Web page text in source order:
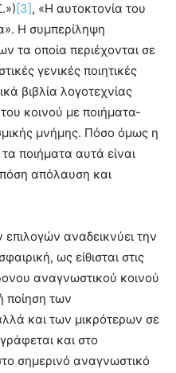
[3], «Η αυτοκτονία του
Η συμπερίληψη
τα οποία περιέχονται σε
γενικές ποιητικές
βιβλία λογοτεχνίας
κοινού με ποιήματα-
μνήμης. Πόσο όμως η
ποιήματα αυτά είναι
πόση απόλαυση και
αναδεικνύει την
ως είθισται στις
αναγνωστικού κοινού
ποίηση των
και των μικρότερων σε
και στο
σημερινό αναγνωστικό